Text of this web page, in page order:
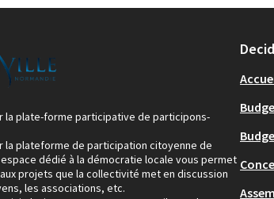
la plate-forme participative de participons-
la plateforme de participation citoyenne de
espace dédié à la démocratie locale vous permet
projets que la collectivité met en discussion
les associations, etc.